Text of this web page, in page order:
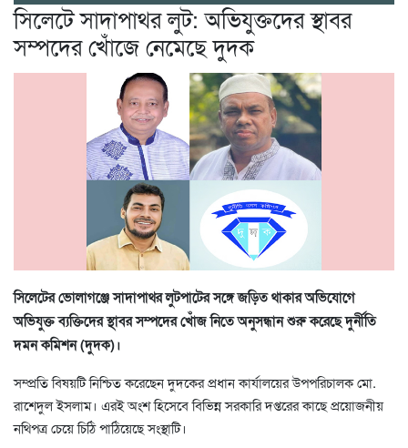
সিলেটে সাদাপাথর লুট: অভিযুক্তদের স্থাবর
সম্পদের খোঁজে নেমেছে দুদক
সিলেটের ভোলাগঞ্জে সাদাপাথর লুটপাটের সঙ্গে জড়িত থাকার অভিযোগে
অভিযুক্ত ব্যক্তিদের স্থাবর সম্পদের খোঁজ নিতে অনুসন্ধান শুরু করেছে দুর্নীতি
দমন কমিশন (দুদক)।
সম্প্রতি বিষয়টি নিশ্চিত করেছেন দুদকের প্রধান কার্যালয়ের উপপরিচালক মো.
রাশেদুল ইসলাম। এরই অংশ হিসেবে বিভিন্ন সরকারি দপ্তরের কাছে প্রয়োজনীয়
নথিপত্র চেয়ে চিঠি পাঠিয়েছে সংস্থাটি।